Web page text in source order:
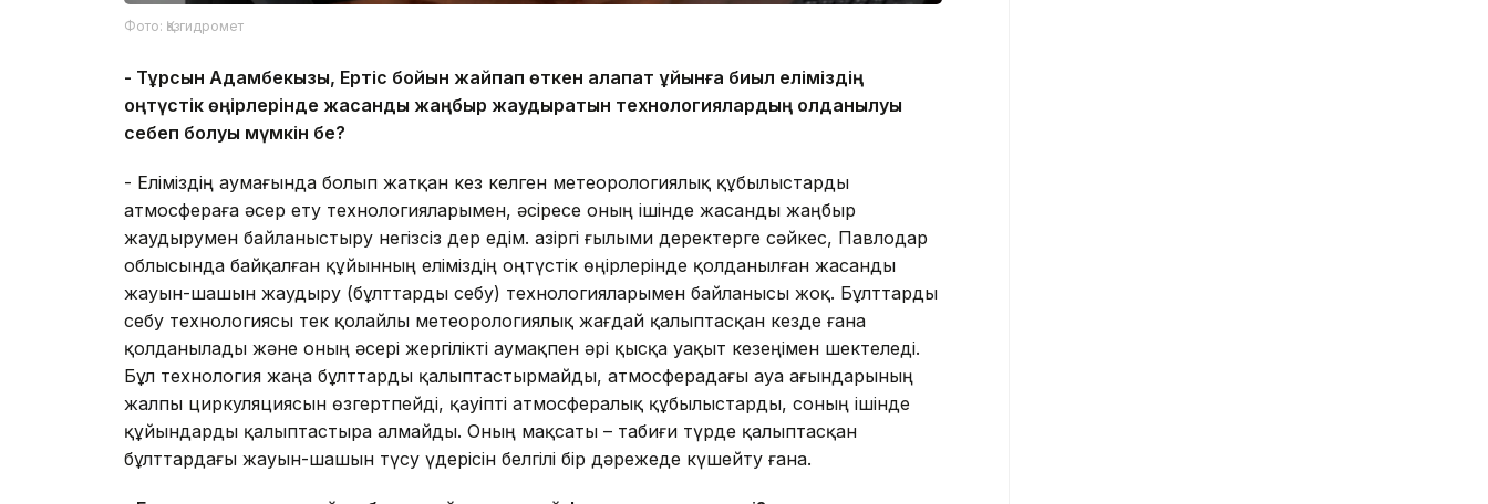
Фото: Қазгидромет
- Тұрсын Адамбекқызы, Ертіс бойын жайпап өткен алапат құйынға биыл еліміздің
оңтүстік өңірлерінде жасанды жаңбыр жаудыратын технологиялардың қолданылуы
себеп болуы мүмкін бе?
- Еліміздің аумағында болып жатқан кез келген метеорологиялық құбылыстарды
атмосфераға әсер ету технологияларымен, әсіресе оның ішінде жасанды жаңбыр
жаудырумен байланыстыру негізсіз дер едім. Қазіргі ғылыми деректерге сәйкес, Павлодар
облысында байқалған құйынның еліміздің оңтүстік өңірлерінде қолданылған жасанды
жауын-шашын жаудыру (бұлттарды себу) технологияларымен байланысы жоқ. Бұлттарды
себу технологиясы тек қолайлы метеорологиялық жағдай қалыптасқан кезде ғана
қолданылады және оның әсері жергілікті аумақпен әрі қысқа уақыт кезеңімен шектеледі.
Бұл технология жаңа бұлттарды қалыптастырмайды, атмосферадағы ауа ағындарының
жалпы циркуляциясын өзгертпейді, қауіпті атмосфералық құбылыстарды, соның ішінде
құйындарды қалыптастыра алмайды. Оның мақсаты – табиғи түрде қалыптасқан
бұлттардағы жауын-шашын түсу үдерісін белгілі бір дәрежеде күшейту ғана.